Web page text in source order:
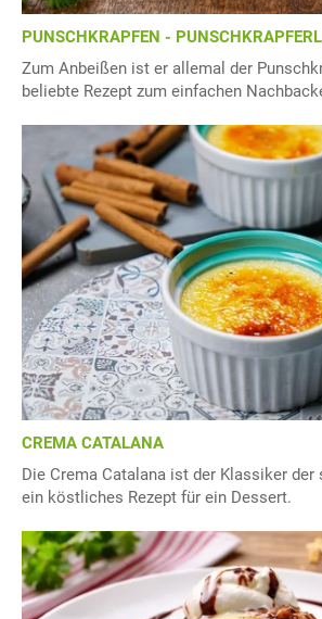
PUNSCHKRAPFEN - PUNSCHKRAPFERL
Zum Anbeißen ist er allemal der
beliebte Rezept zum einfachen
CREMA CATALANA
Die Crema Catalana ist der Klassiker der
ein köstliches Rezept für ein Dessert.